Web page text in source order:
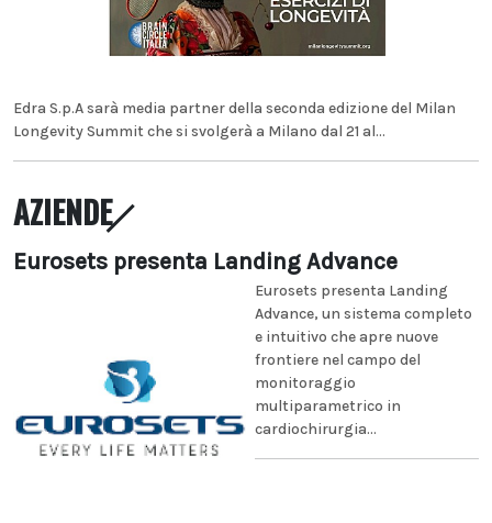
Edra S.p.A sarà media partner della seconda edizione del Milan
Longevity Summit che si svolgerà a Milano dal 21 al...
AZIENDE
Eurosets presenta Landing Advance
Eurosets presenta Landing
Advance, un sistema completo
e intuitivo che apre nuove
frontiere nel campo del
monitoraggio
multiparametrico in
cardiochirurgia...